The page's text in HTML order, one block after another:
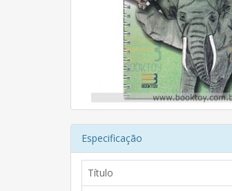
Especificação
Título